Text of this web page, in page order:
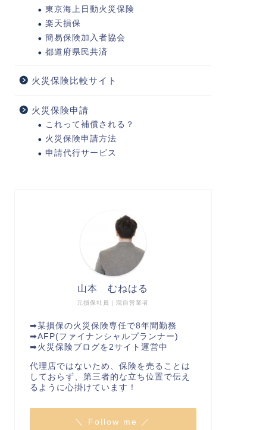
東京海上日動火災保険
楽天損保
簡易保険加入者協会
都道府県民共済
火災保険比較サイト
火災保険申請
これって補償される？
火災保険申請方法
申請代行サービス
元損保社員｜現自営業者
山本 むねはる
➡︎某損保の火災保険専任で8年間勤務
➡︎AFP(ファイナンシャルプランナー)
➡︎火災保険ブログを2サイト運営中
代理店ではないため、保険を売ることは
しておらず、第三者的な立ち位置で伝え
るように心掛けています！
＼ Follow me ／